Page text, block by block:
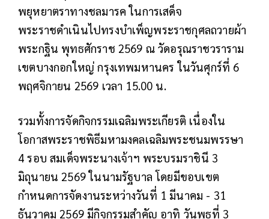
พยุหยาตราทางชลมารค ในการเสด็จ
พระราชดำเนินไปทรงบำเพ็ญพระราชกุศลถวายผ้า
พระกฐิน พุทธศักราช 2569 ณ วัดอรุณราชวราราม
เขตบางกอกใหญ่ กรุงเทพมหานคร ในวันศุกร์ที่ 6
พฤศจิกายน 2569 เวลา 15.00 น.
รวมทั้งการจัดกิจกรรมเฉลิมพระเกียรติ เนื่องใน
โอกาสพระราชพิธีมหามงคลเฉลิมพระชนมพรรษา
4 รอบ สมเด็จพระนางเจ้าฯ พระบรมราชินี 3
มิถุนายน 2569 ในนามรัฐบาล โดยมีขอบเขต
กำหนดการจัดงานระหว่างวันที่ 1 มีนาคม - 31
ธันวาคม 2569 มีกิจกรรมสำคัญ อาทิ วันพุธที่ 3